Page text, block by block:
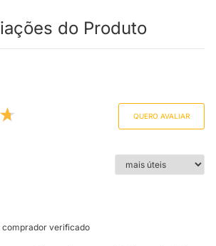
do Produto
QUERO AVALIAR
comprador verificado